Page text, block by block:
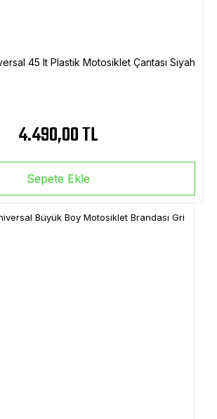
45 lt Plastik Motosiklet Çantası Siyah
4.490,00 TL
Sepete Ekle